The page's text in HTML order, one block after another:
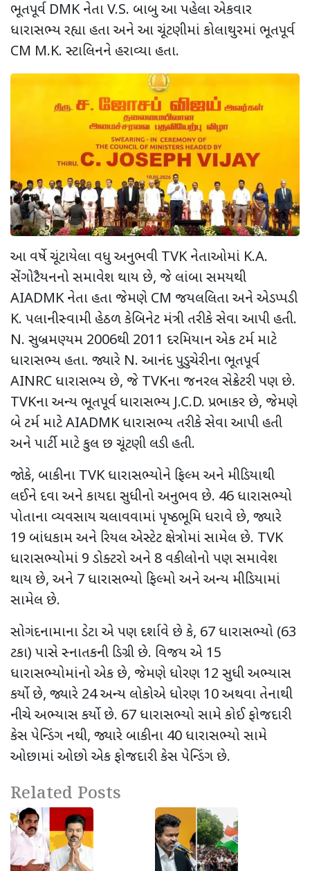
ભૂતપૂર્વ DMKનેતાV.S. બાબુ આ પહેલા એકવાર
ધારાસભ્ય રહ્યા હતા અને આ ચૂંટણીમાં કોલાથુરમાં ભૂતપૂર્વ
CM M.K. સ્ટાલિનને હરાવ્યા હતા.
આ વર્ષે ચૂંટાયેલા વધુ અનુભવી TVKનેતાઓમાં K.A.
સેંગોટૈયનનો સમાવેશ થાય છે, જે લાંબા સમયથી
AIADMKનેતા હતા જેમણે CM જયલલિતા અને એડપ્પડી
K. પલાનીસ્વામી હેઠળ કેબિનેટ મંત્રી તરીકે સેવા આપી હતી.
N. સુબ્રમણ્યમ 2006થી 2011 દરમિયાન એક ટર્મ માટે
ધારાસભ્ય હતા. જ્યારે N. આનંદ પુડુચેરીના ભૂતપૂર્વ
AINRC ધારાસભ્ય છે, જે TVKના જનરલ સેક્રેટરી પણ છે.
TVKના અન્ય ભૂતપૂર્વ ધારાસભ્ય J.C.D. પ્રભાકર છે, જેમણે
બે ટર્મ માટેAIADMKધારાસભ્ય તરીકે સેવા આપી હતી
અને પાર્ટી માટે કુલ છ ચૂંટણી લડી હતી.
જોકે, બાકીના TVKધારાસભ્યોને ફિલ્મ અને મીડિયાથી
લઈને દવા અને કાયદા સુધીનો અનુભવ છે. 46 ધારાસભ્યો
પોતાના વ્યવસાય ચલાવવામાં પૃષ્ઠભૂમિ ધરાવે છે, જ્યારે
19 બાંધકામ અને રિયલ એસ્ટેટ ક્ષેત્રોમાં સામેલ છે. TVK
ધારાસભ્યોમાં 9 ડોક્ટરો અને 8 વકીલોનો પણ સમાવેશ
થાય છે, અને 7 ધારાસભ્યો ફિલ્મો અને અન્ય મીડિયામાં
સામેલ છે.
સોગંદનામાના ડેટા એ પણ દર્શાવે છે કે, 67 ધારાસભ્યો (63
ટકા) પાસે સ્નાતકની ડિગ્રી છે. વિજય એ 15
ધારાસભ્યોમાંનો એક છે, જેમણે ધોરણ 12 સુધી અભ્યાસ
કર્યો છે, જ્યારે 24અન્ય લોકોએ ધોરણ 10અથવા તેનાથી
નીચે અભ્યાસ કર્યો છે. 67 ધારાસભ્યો સામે કોઈ ફોજદારી
કેસ પેન્ડિંગ નથી, જ્યારે બાકીના 40 ધારાસભ્યો સામે
ઓછામાં ઓછો એક ફોજદારી કેસ પેન્ડિંગ છે.
Related Posts